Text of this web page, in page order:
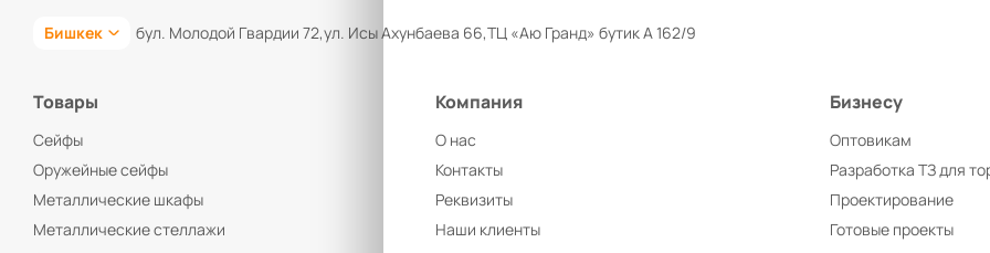
Бишкек бул. Молодой Гвардии 72,ул. Исы Ахунбаева 66,ТЦ «Аю Гранд» бутик А 162/9
Товары
Сейфы
Оружейные сейфы
Металлические шкафы
Металлические стеллажи
Компания
О нас
Контакты
Реквизиты
Наши клиенты
Бизнесу
Оптовикам
Разработка ТЗ для
Проектирование
Готовые проекты